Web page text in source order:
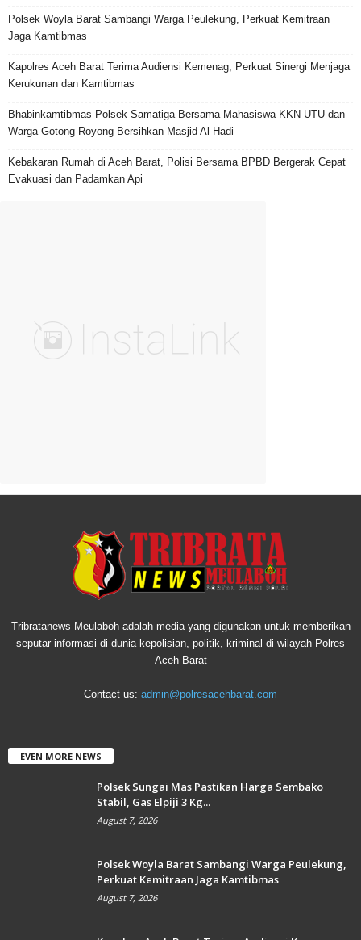
Polsek Woyla Barat Sambangi Warga Peulekung, Perkuat Kemitraan
Jaga Kamtibmas
Kapolres Aceh Barat Terima Audiensi Kemenag, Perkuat Sinergi Menjaga
Kerukunan dan Kamtibmas
Bhabinkamtibmas Polsek Samatiga Bersama Mahasiswa KKN UTU dan
Warga Gotong Royong Bersihkan Masjid Al Hadi
Kebakaran Rumah di Aceh Barat, Polisi Bersama BPBD Bergerak Cepat
Evakuasi dan Padamkan Api
Tribratanews Meulaboh adalah media yang digunakan untuk memberikan
seputar informasi di dunia kepolisian, politik, kriminal di wilayah Polres
Aceh Barat
Contact us: admin@polresacehbarat.com
EVEN MORE NEWS
Polsek Sungai Mas Pastikan Harga Sembako
Stabil, Gas Elpiji 3 Kg...
August 7, 2026
Polsek Woyla Barat Sambangi Warga Peulekung,
Perkuat Kemitraan Jaga Kamtibmas
August 7, 2026